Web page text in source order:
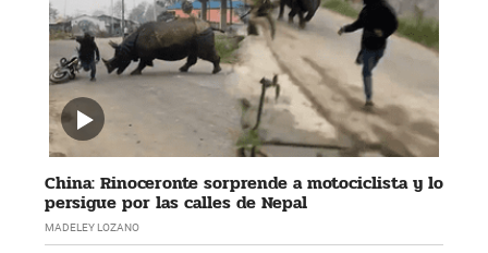
China: Rinoceronte sorprende a motociclista y lo
persigue por las calles de Nepal
MADELEY LOZANO